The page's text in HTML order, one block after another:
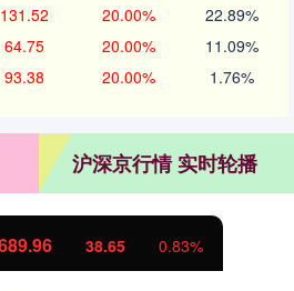
131.52 20.00% 22.89%
64.75 20.00% 11.09%
93.38 20.00% 1.76%
沪深京行情 实时轮播
北证50